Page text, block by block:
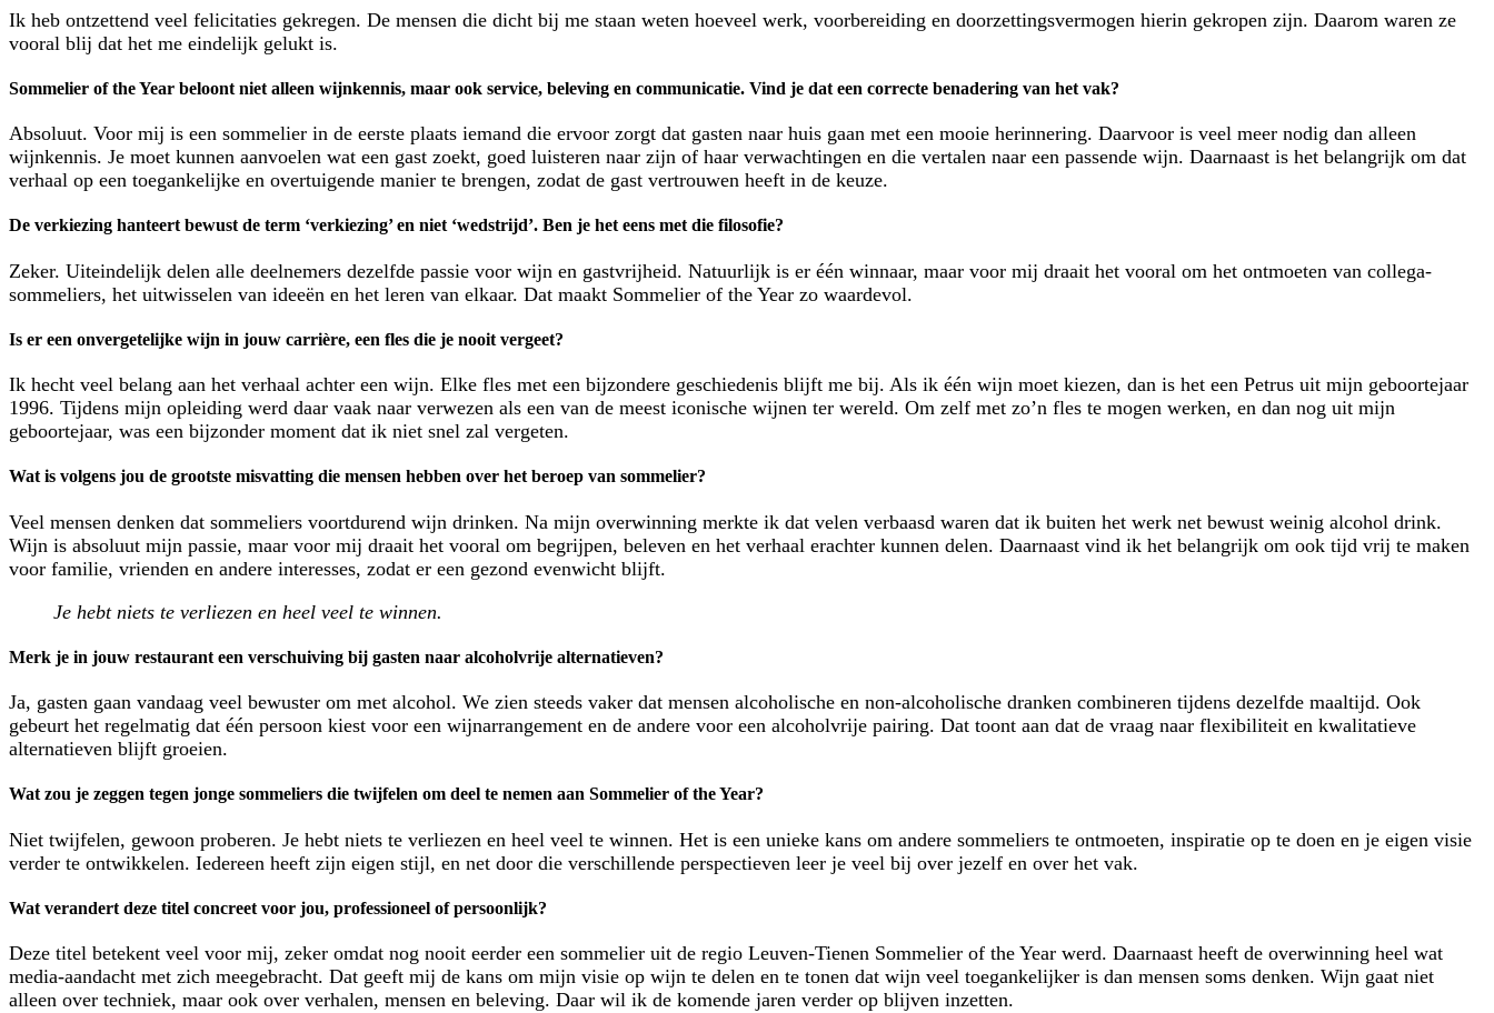
Ik heb ontzettend veel felicitaties gekregen. De mensen die dicht bij me staan weten hoeveel werk, voorbereiding en doorzettingsvermogen hierin gekropen zijn. Daarom waren ze
vooral blij dat het me eindelijk gelukt is.
Sommelier of the Year beloont niet alleen wijnkennis, maar ook service, beleving en communicatie. Vind je dat een correcte benadering van het vak?
Absoluut. Voor mij is een sommelier in de eerste plaats iemand die ervoor zorgt dat gasten naar huis gaan met een mooie herinnering. Daarvoor is veel meer nodig dan alleen
wijnkennis. Je moet kunnen aanvoelen wat een gast zoekt, goed luisteren naar zijn of haar verwachtingen en die vertalen naar een passende wijn. Daarnaast is het belangrijk om dat
verhaal op een toegankelijke en overtuigende manier te brengen, zodat de gast vertrouwen heeft in de keuze.
De verkiezing hanteert bewust de term ‘verkiezing’ en niet ‘wedstrijd’. Ben je het eens met die filosofie?
Zeker. Uiteindelijk delen alle deelnemers dezelfde passie voor wijn en gastvrijheid. Natuurlijk is er één winnaar, maar voor mij draait het vooral om het ontmoeten van collega-
sommeliers, het uitwisselen van ideeën en het leren van elkaar. Dat maakt Sommelier of the Year zo waardevol.
Is er een onvergetelijke wijn in jouw carrière, een fles die je nooit vergeet?
Ik hecht veel belang aan het verhaal achter een wijn. Elke fles met een bijzondere geschiedenis blijft me bij. Als ik één wijn moet kiezen, dan is het een Petrus uit mijn geboortejaar
1996. Tijdens mijn opleiding werd daar vaak naar verwezen als een van de meest iconische wijnen ter wereld. Om zelf met zo’n fles te mogen werken, en dan nog uit mijn
geboortejaar, was een bijzonder moment dat ik niet snel zal vergeten.
Wat is volgens jou de grootste misvatting die mensen hebben over het beroep van sommelier?
Veel mensen denken dat sommeliers voortdurend wijn drinken. Na mijn overwinning merkte ik dat velen verbaasd waren dat ik buiten het werk net bewust weinig alcohol drink.
Wijn is absoluut mijn passie, maar voor mij draait het vooral om begrijpen, beleven en het verhaal erachter kunnen delen. Daarnaast vind ik het belangrijk om ook tijd vrij te maken
voor familie, vrienden en andere interesses, zodat er een gezond evenwicht blijft.
Je hebt niets te verliezen en heel veel te winnen.
Merk je in jouw restaurant een verschuiving bij gasten naar alcoholvrije alternatieven?
Ja, gasten gaan vandaag veel bewuster om met alcohol. We zien steeds vaker dat mensen alcoholische en non-alcoholische dranken combineren tijdens dezelfde maaltijd. Ook
gebeurt het regelmatig dat één persoon kiest voor een wijnarrangement en de andere voor een alcoholvrije pairing. Dat toont aan dat de vraag naar flexibiliteit en kwalitatieve
alternatieven blijft groeien.
Wat zou je zeggen tegen jonge sommeliers die twijfelen om deel te nemen aan Sommelier of the Year?
Niet twijfelen, gewoon proberen. Je hebt niets te verliezen en heel veel te winnen. Het is een unieke kans om andere sommeliers te ontmoeten, inspiratie op te doen en je eigen visie
verder te ontwikkelen. Iedereen heeft zijn eigen stijl, en net door die verschillende perspectieven leer je veel bij over jezelf en over het vak.
Wat verandert deze titel concreet voor jou, professioneel of persoonlijk?
Deze titel betekent veel voor mij, zeker omdat nog nooit eerder een sommelier uit de regio Leuven-Tienen Sommelier of the Year werd. Daarnaast heeft de overwinning heel wat
media-aandacht met zich meegebracht. Dat geeft mij de kans om mijn visie op wijn te delen en te tonen dat wijn veel toegankelijker is dan mensen soms denken. Wijn gaat niet
alleen over techniek, maar ook over verhalen, mensen en beleving. Daar wil ik de komende jaren verder op blijven inzetten.